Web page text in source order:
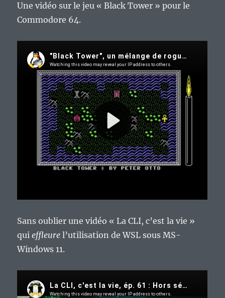
Une vidéo sur le jeu « Black Tower » pour le
Commodore 64.
Sans oublier une vidéo « La CLI, c’est la vie »
quieffleure l’utilisation de WSL sous MS-
Windows 11.